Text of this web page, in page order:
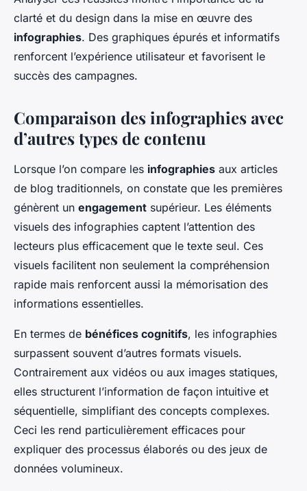
clarté et du design dans la mise en œuvre des
infographies. Des graphiques épurés et informatifs
renforcent l’expérience utilisateur et favorisent le
succès des campagnes.
Comparaison des infographies avec
d’autres types de contenu
Lorsque l’on compare les infographies aux articles
de blog traditionnels, on constate que les premières
génèrent un engagement supérieur. Les éléments
visuels des infographies captent l’attention des
lecteurs plus efficacement que le texte seul. Ces
visuels facilitent non seulement la compréhension
rapide mais renforcent aussi la mémorisation des
informations essentielles.
En termes de bénéfices cognitifs, les infographies
surpassent souvent d’autres formats visuels.
Contrairement aux vidéos ou aux images statiques,
elles structurent l’information de façon intuitive et
séquentielle, simplifiant des concepts complexes.
Ceci les rend particulièrement efficaces pour
expliquer des processus élaborés ou des jeux de
données volumineux.